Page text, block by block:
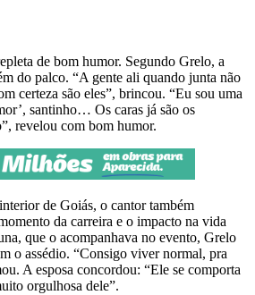
de bom humor. Segundo Grelo, a
do palco. “A gente ali quando junta não
certeza são eles”, brincou. “Eu sou uma
santinho… Os caras já são os
revelou com bom humor.
de Goiás, o cantor também
da carreira e o impacto na vida
que o acompanhava no evento, Grelo
o assédio. “Consigo viver normal, pra
A esposa concordou: “Ele se comporta
orgulhosa dele”.